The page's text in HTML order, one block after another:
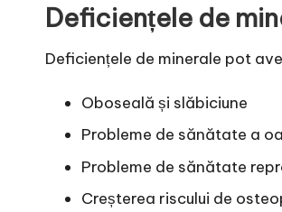
Deficiențele de
Deficiențele de minerale pot
Oboseală și slăbiciune
Probleme de sănătate a
Probleme de sănătate
Creșterea riscului de